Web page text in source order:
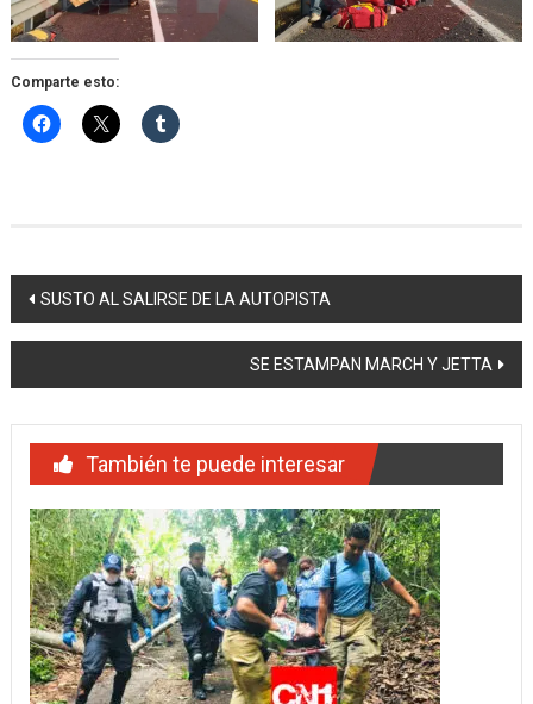
Comparte esto:
Navegación
de
entradas
SUSTO AL SALIRSE DE LA AUTOPISTA
SE ESTAMPAN MARCH Y JETTA
También te puede interesar